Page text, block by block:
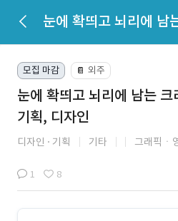
모집 마감 📔 외주
눈에 확띄고 뇌리에 남는
기획, 디자인
디자인 기획 기타 그래픽ㆍ
1 8